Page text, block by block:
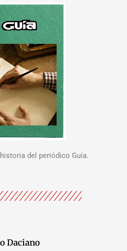
del periódico Guía.
Daciano